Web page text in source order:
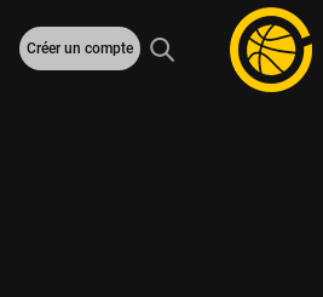
Créer un compte